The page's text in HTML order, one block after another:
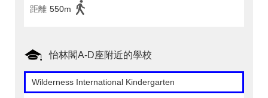
距離 550m
怡林閣A-D座附近的學校
Wilderness International Kindergarten